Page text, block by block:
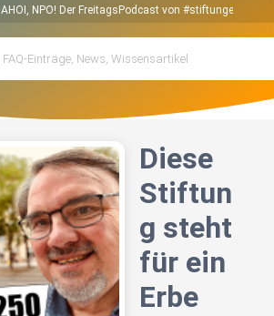
AHOI, NPO! Der FreitagsPodcast von
Diese
Stiftun
g steht
für ein
Erbe